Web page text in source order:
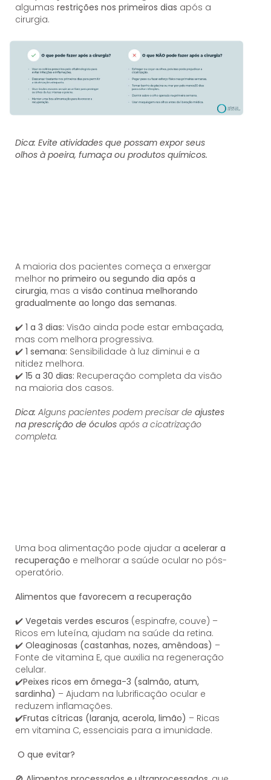
algumas restrições nos primeiros dias após a
cirurgia.
Dica: Evite atividades que possam expor seus
olhos à poeira, fumaça ou produtos químicos.
A maioria dos pacientes começa a enxergar
melhor no primeiro ou segundo dia após a
cirurgia, mas a visão continua melhorando
gradualmente ao longo das semanas.
✔️ 1 a 3 dias: Visão ainda pode estar embaçada,
mas com melhora progressiva.
✔️ 1 semana: Sensibilidade à luz diminui e a
nitidez melhora.
✔️ 15 a 30 dias: Recuperação completa da visão
na maioria dos casos.
Dica: Alguns pacientes podem precisar de ajustes
na prescrição de óculos após a cicatrização
completa.
Uma boa alimentação pode ajudar a acelerar a
recuperação e melhorar a saúde ocular no pós-
operatório.
Alimentos que favorecem a recuperação
✔️ Vegetais verdes escuros (espinafre, couve) –
Ricos em luteína, ajudam na saúde da retina.
✔️ Oleaginosas (castanhas, nozes, amêndoas) –
Fonte de vitamina E, que auxilia na regeneração
celular.
✔️Peixes ricos em ômega-3 (salmão, atum,
sardinha) – Ajudam na lubrificação ocular e
reduzem inflamações.
✔️Frutas cítricas (laranja, acerola, limão) – Ricas
em vitamina C, essenciais para a imunidade.
O que evitar?